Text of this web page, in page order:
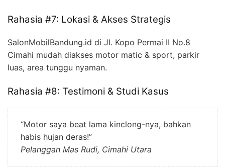
Rahasia #7: Lokasi & Akses Strategis
SalonMobilBandung.id di Jl. Kopo Permai II No.8
Cimahi mudah diakses motor matic & sport, parkir
luas, area tunggu nyaman.
Rahasia #8: Testimoni & Studi Kasus
“Motor saya beat lama kinclong-nya, bahkan
habis hujan deras!”
Pelanggan Mas Rudi, Cimahi Utara